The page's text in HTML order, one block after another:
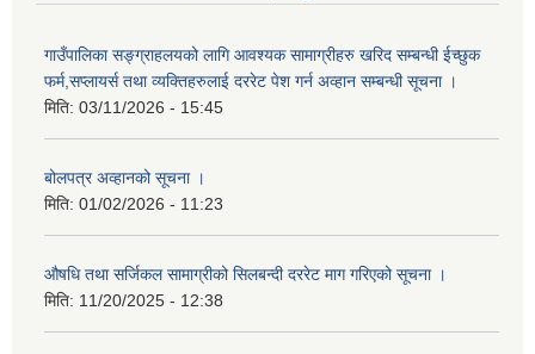
गाउँपालिका सङ्ग्राहलयको लागि आवश्यक सामाग्रीहरु खरिद सम्बन्धी ईच्छुक
फर्म,सप्लायर्स तथा व्यक्तिहरुलाई दररेट पेश गर्न अव्हान सम्बन्धी सूचना ।
मिति: 03/11/2026 - 15:45
बोलपत्र अव्हानको सूचना ।
मिति: 01/02/2026 - 11:23
औषधि तथा सर्जिकल सामाग्रीको सिलबन्दी दररेट माग गरिएको सूचना ।
मिति: 11/20/2025 - 12:38